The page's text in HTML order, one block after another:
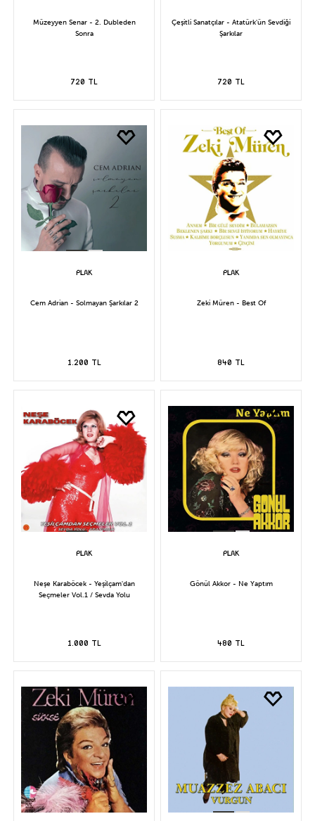
Müzeyyen Senar - 2. Dubleden
Sonra
720 TL
Çeşitli Sanatçılar - Atatürk'ün Sevdiği
Şarkılar
720 TL
Cem Adrian - Solmayan Şarkılar 2
1.200 TL
Zeki Müren - Best Of
840 TL
Neşe Karaböcek - Yeşilçam'dan
Seçmeler Vol.1 / Sevda Yolu
1.000 TL
Gönül Akkor - Ne Yaptım
480 TL